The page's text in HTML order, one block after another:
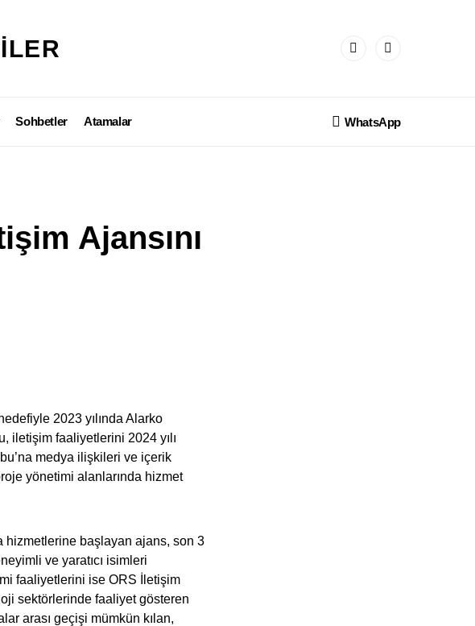
Sohbetler Atamalar WhatsApp
Ajansını
2023 yılında Alarko
iletişim faaliyetlerini 2024 yılı
medya ilişkileri ve içerik
yönetimi alanlarında hizmet
hizmetlerine başlayan ajans, son 3
ve yaratıcı isimleri
faaliyetlerini ise ORS İletişim
sektörlerinde faaliyet gösteren
arası geçişi mümkün kılan,